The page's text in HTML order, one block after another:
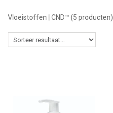
💖 NIEUW
🔥 OUTLET
Vloeistoffen | CND™ (5 producten)